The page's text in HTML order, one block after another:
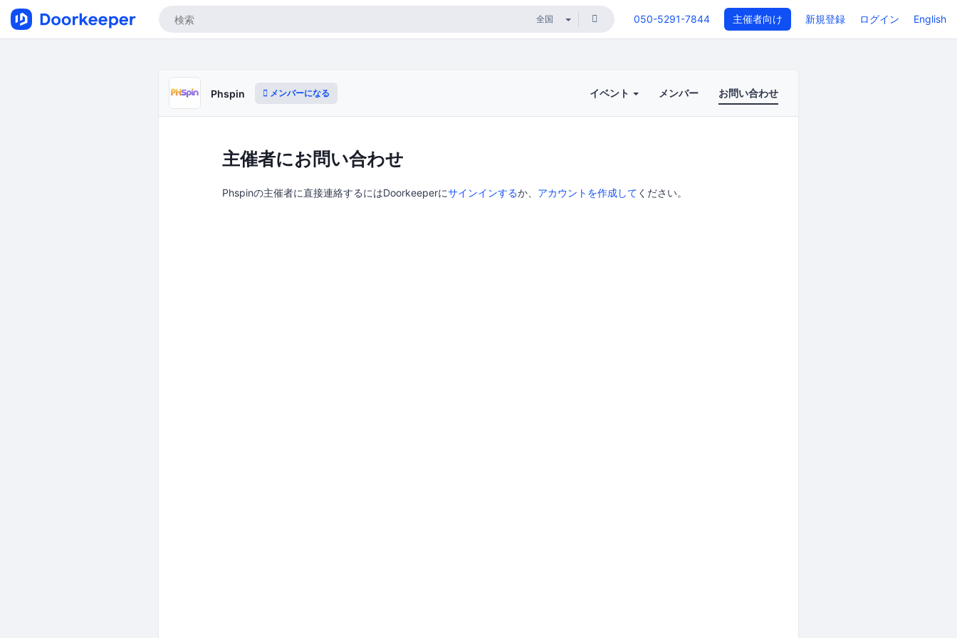
050-5291-7844 主催者向け 新規登録 ログイン English
Phspin メンバーになる イベント メンバー お問い合わせ
主催者にお問い合わせ
Phspinの主催者に直接連絡するにはDoorkeeperにサインインするか、 アカウントを作成して ください。